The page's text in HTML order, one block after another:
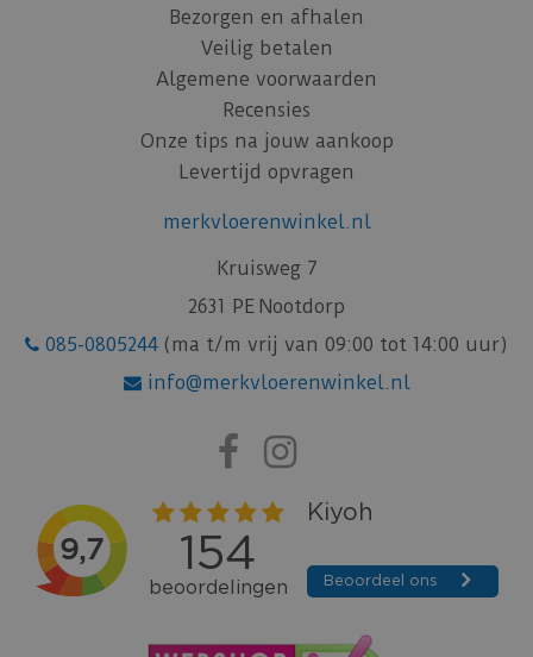
Bezorgen en afhalen
Veilig betalen
Algemene voorwaarden
Recensies
Onze tips na jouw aankoop
Levertijd opvragen
merkvloerenwinkel.nl
Kruisweg 7
2631 PE Nootdorp
085-0805244 (ma t/m vrij van 09:00 tot 14:00 uur)
info@merkvloerenwinkel.nl